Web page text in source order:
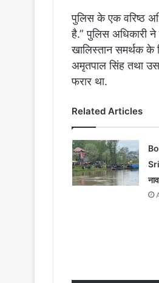
पुलिस के एक वरिष्ठ
है.” पुलिस अधिकारी
खालिस्तान समर्थक के
अमृतपाल सिंह तथा
फरार था.
Related Articles